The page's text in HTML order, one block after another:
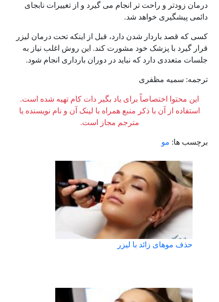
درمان زودتر و راحت تر انجام می گیرد و از تغییرات نابجای
دائمی پیشگیری خواهد شد.
کسی که قصد باردار شدن دارد، قبل از اینکه تحت درمان لیزر
قرار گیرد با پزشک خود مشورت کند. این روش اغلب نیاز به
جلسات متعددی دارد که نباید در دوران بارداری انجام شود.
ترجمه: سمیه مظفری
این محتوا اختصاصاً برای یاد بگیر دات کام تهیه شده است.
استفاده از آن با ذکر منبع همراه با لینک آن و نام نویسنده یا
مترجم مجاز است.
برچسب ها: مو
حذف موهای زائد با لیزر